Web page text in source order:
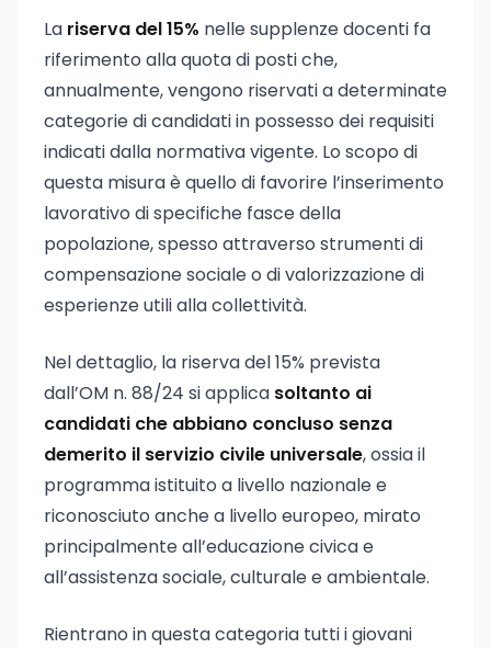
La riserva del 15% nelle supplenze docenti fa
riferimento alla quota di posti che,
annualmente, vengono riservati a determinate
categorie di candidati in possesso dei requisiti
indicati dalla normativa vigente. Lo scopo di
questa misura è quello di favorire l’inserimento
lavorativo di specifiche fasce della
popolazione, spesso attraverso strumenti di
compensazione sociale o di valorizzazione di
esperienze utili alla collettività.
Nel dettaglio, la riserva del 15% prevista
dall’OM n. 88/24 si applica soltanto ai
candidati che abbiano concluso senza
demerito il servizio civile universale, ossia il
programma istituito a livello nazionale e
riconosciuto anche a livello europeo, mirato
principalmente all’educazione civica e
all’assistenza sociale, culturale e ambientale.
Rientrano in questa categoria tutti i giovani